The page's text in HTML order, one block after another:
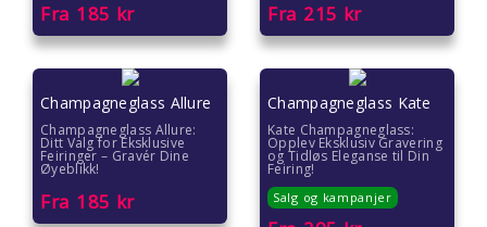
Gave under 1500 kr
Gave under 1000 kr
Gave under 500 kr
Gave under 300 kr
Fra 185 kr Fra 215 kr
Champagneglass Allure
Champagneglass Allure:
Ditt Valg for Eksklusive
Feiringer – Gravér Dine
Øyeblikk!
Fra 185 kr
Champagneglass Kate
Kate Champagneglass:
Opplev Eksklusiv Gravering
og Tidløs Eleganse til Din
Feiring!
Salg og kampanjer